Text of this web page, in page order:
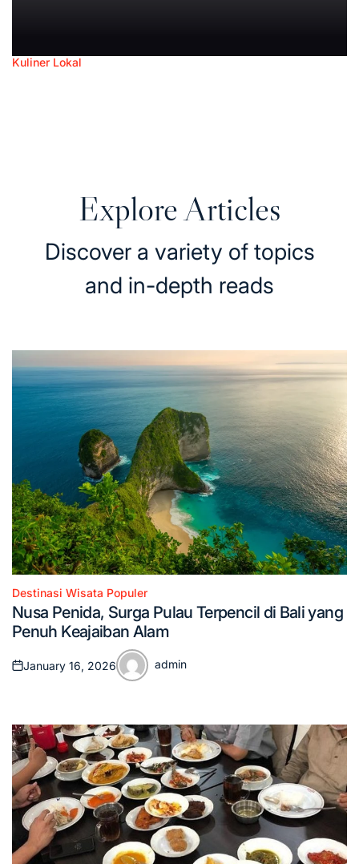
Posted
Kuliner Lokal
Explore Articles
Discover a variety of topics
and in-depth reads
Posted
in
Destinasi Wisata Populer
Nusa Penida, Surga Pulau Terpencil di Bali yang
Penuh Keajaiban Alam
Posted
January 16, 2026
Posted
admin